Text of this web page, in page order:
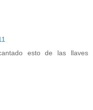
esto de las llaves